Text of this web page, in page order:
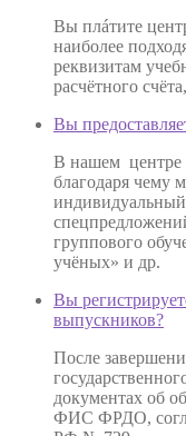
Вы плáтите
наиболее
реквизитам
расчётного
Вы
В нашем центре
благодаря чему
группового
учёных» и др.
Вы
выпускников?
После
документах об
ФИС ФРДО,